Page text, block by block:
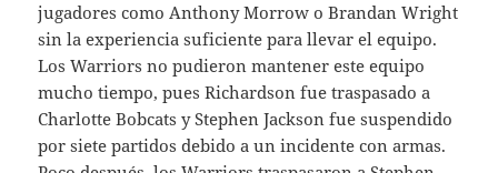
jugadores como Anthony Morrow o Brandan Wright
sin la experiencia suficiente para llevar el equipo.
Los Warriors no pudieron mantener este equipo
mucho tiempo, pues Richardson fue traspasado a
Charlotte Bobcats y Stephen Jackson fue suspendido
por siete partidos debido a un incidente con armas.